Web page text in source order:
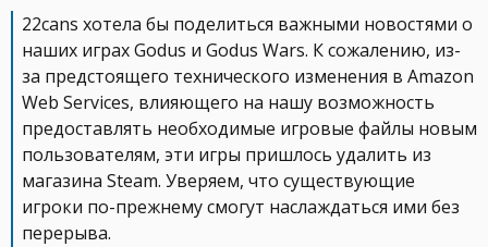
22cans хотела бы поделиться важными новостями о
наших играх Godus и Godus Wars. К сожалению, из-
за предстоящего технического изменения в Amazon
Web Services, влияющего на нашу возможность
предоставлять необходимые игровые файлы новым
пользователям, эти игры пришлось удалить из
магазина Steam. Уверяем, что существующие
игроки по-прежнему смогут наслаждаться ими без
перерыва.